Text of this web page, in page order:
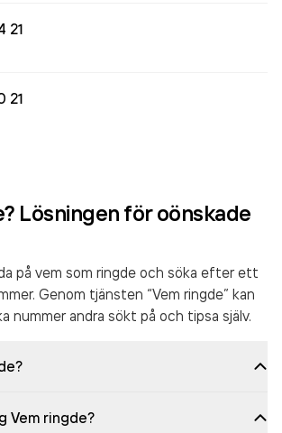
21
21
Lösningen för oönskade
på vem som ringde och söka efter ett
Genom tjänsten “Vem ringde” kan
nummer andra sökt på och tipsa själv.
Vem ringde?